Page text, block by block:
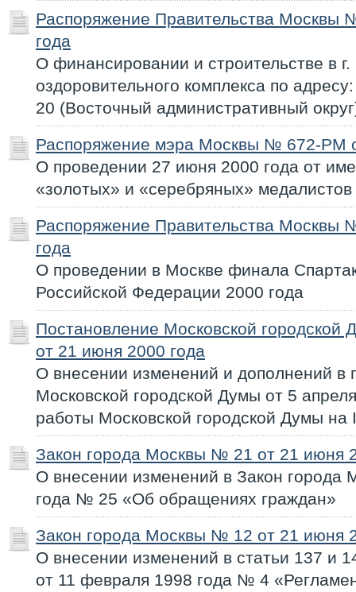
Распоряжение Правительства
года
О финансировании и строительстве в
оздоровительного комплекса по
20 (Восточный административный
Распоряжение мэра Москвы № 672-РМ
О проведении 27 июня 2000 года от
«золотых» и «серебряных»
Распоряжение Правительства
года
О проведении в Москве финала
Российской Федерации 2000 года
Постановление Московской
от 21 июня 2000 года
О внесении изменений и дополнений в
Московской городской Думы от 5
работы Московской городской Думы на
Закон города Москвы № 21 от 21 июня
О внесении изменений в Закон города
года № 25 «Об обращениях граждан»
Закон города Москвы № 12 от 21 июня
О внесении изменений в статьи 137 и
от 11 февраля 1998 года № 4